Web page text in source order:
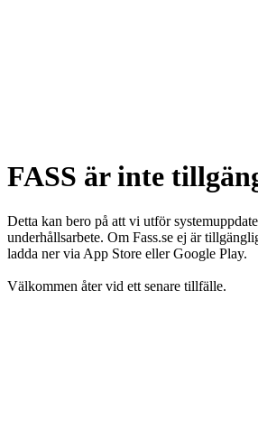
FASS är inte
Detta kan bero på att vi utför
underhållsarbete. Om Fass.se ej är
ladda ner via App Store eller Google Play.
Välkommen åter vid ett senare tillfälle.